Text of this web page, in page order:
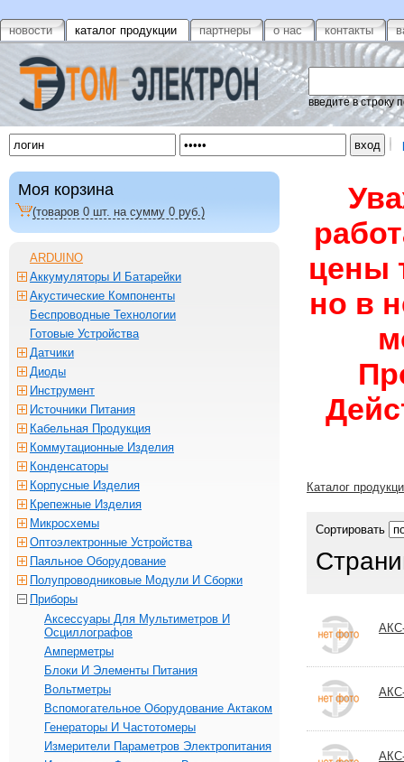
новости каталог продукции партнеры о нас контакты
введите в строку
цены
но в
Каталог
Сортировать
Моя корзина
(товаров 0 шт. на сумму 0 руб.)
ARDUINO
Аккумуляторы И Батарейки
Акустические Компоненты
Беспроводные Технологии
Готовые Устройства
Датчики
Диоды
Инструмент
Источники Питания
Кабельная Продукция
Коммутационные Изделия
Конденсаторы
Корпусные Изделия
Крепежные Изделия
Микросхемы
Оптоэлектронные Устройства
Паяльное Оборудование
Полупроводниковые Модули И Сборки
Приборы
Аксессуары Для Мультиметров И
Осциллографов
Амперметры
Блоки И Элементы Питания
Вольтметры
Вспомогательное Оборудование Актаком
Генераторы И Частотомеры
Измерители Параметров Электропитания